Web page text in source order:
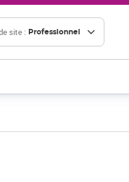
site : Professionnel